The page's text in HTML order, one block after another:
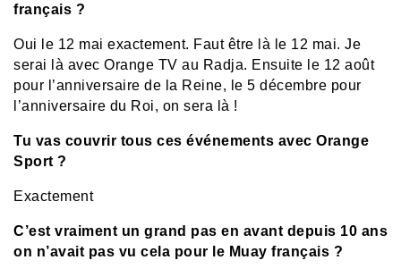
français ?
Oui le 12 mai exactement. Faut être là le 12 mai. Je
serai là avec Orange TV au Radja. Ensuite le 12 août
pour l’anniversaire de la Reine, le 5 décembre pour
l’anniversaire du Roi, on sera là !
Tu vas couvrir tous ces événements avec Orange
Sport ?
Exactement
C’est vraiment un grand pas en avant depuis 10 ans
on n’avait pas vu cela pour le Muay français ?